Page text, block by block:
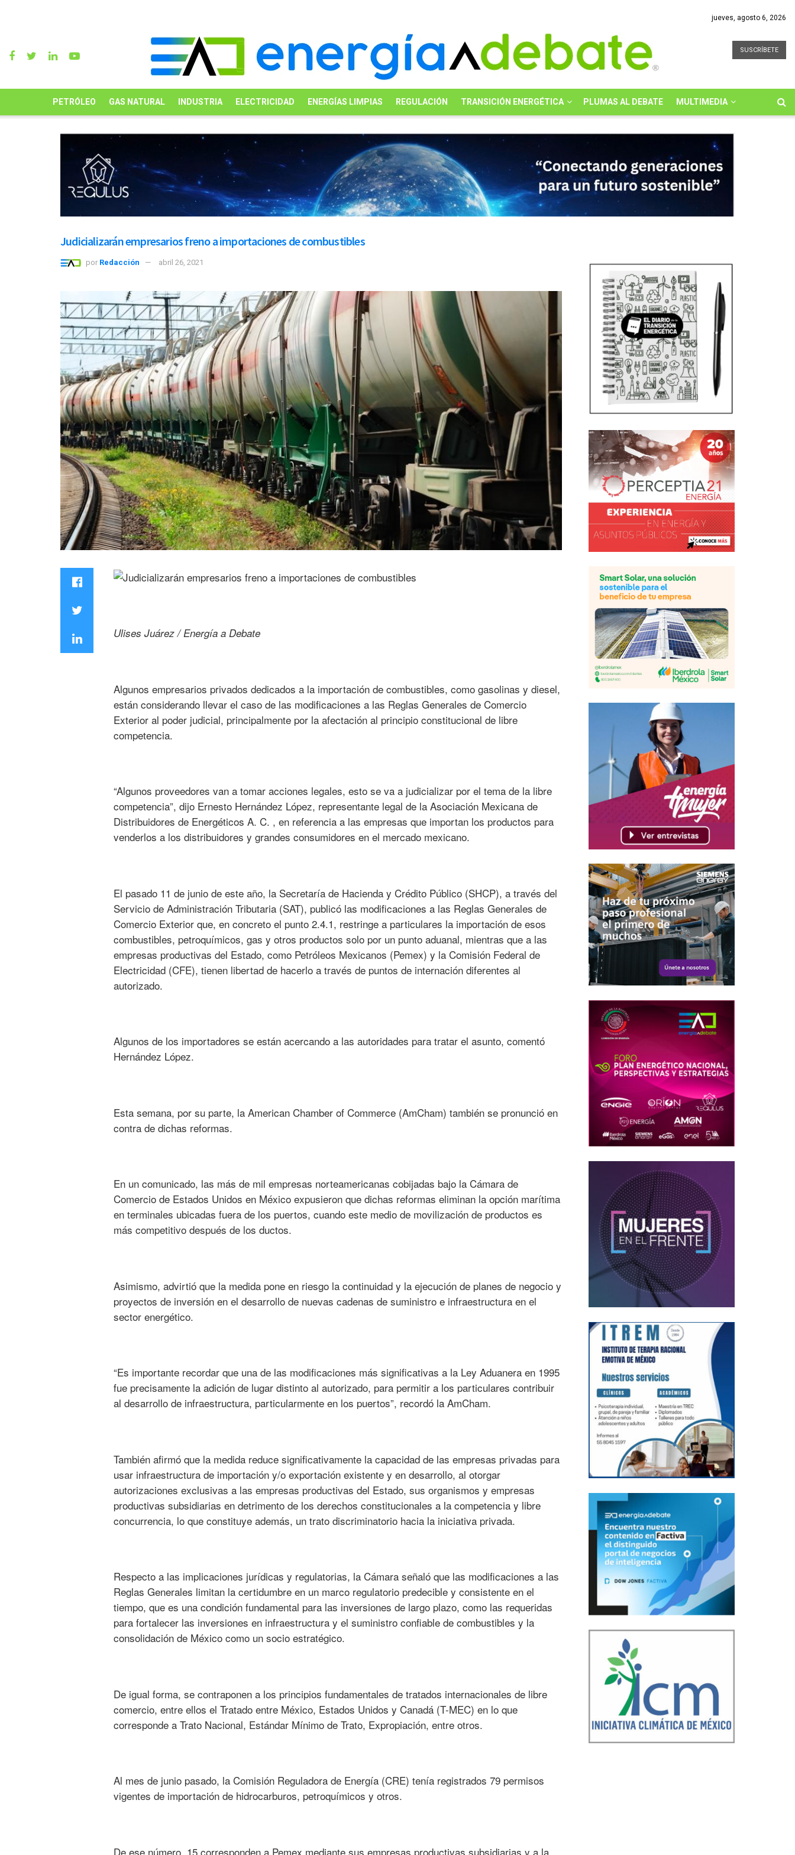
jueves, agosto 6, 2026
SUSCRÍBETE
PETRÓLEO GAS NATURAL INDUSTRIA ELECTRICIDAD ENERGÍAS LIMPIAS REGULACIÓN TRANSICIÓN ENERGÉTICA PLUMAS AL DEBATE MULTIMEDIA
Judicializarán empresarios freno a importaciones de combustibles
por Redacción abril 26, 2021
Ulises Juárez / Energía a Debate
Algunos empresarios privados dedicados a la importación de combustibles, como gasolinas y diesel,
están considerando llevar el caso de las modificaciones a las Reglas Generales de Comercio
Exterior al poder judicial, principalmente por la afectación al principio constitucional de libre
competencia.
“Algunos proveedores van a tomar acciones legales, esto se va a judicializar por el tema de la libre
competencia”, dijo Ernesto Hernández López, representante legal de la Asociación Mexicana de
Distribuidores de Energéticos A. C. , en referencia a las empresas que importan los productos para
venderlos a los distribuidores y grandes consumidores en el mercado mexicano.
El pasado 11 de junio de este año, la Secretaría de Hacienda y Crédito Público (SHCP), a través del
Servicio de Administración Tributaria (SAT), publicó las modificaciones a las Reglas Generales de
Comercio Exterior que, en concreto el punto 2.4.1, restringe a particulares la importación de esos
combustibles, petroquímicos, gas y otros productos solo por un punto aduanal, mientras que a las
empresas productivas del Estado, como Petróleos Mexicanos (Pemex) y la Comisión Federal de
Electricidad (CFE), tienen libertad de hacerlo a través de puntos de internación diferentes al
autorizado.
Algunos de los importadores se están acercando a las autoridades para tratar el asunto, comentó
Hernández López.
Esta semana, por su parte, la American Chamber of Commerce (AmCham) también se pronunció en
contra de dichas reformas.
En un comunicado, las más de mil empresas norteamericanas cobijadas bajo la Cámara de
Comercio de Estados Unidos en México expusieron que dichas reformas eliminan la opción marítima
en terminales ubicadas fuera de los puertos, cuando este medio de movilización de productos es
más competitivo después de los ductos.
Asimismo, advirtió que la medida pone en riesgo la continuidad y la ejecución de planes de negocio y
proyectos de inversión en el desarrollo de nuevas cadenas de suministro e infraestructura en el
sector energético.
“Es importante recordar que una de las modificaciones más significativas a la Ley Aduanera en 1995
fue precisamente la adición de lugar distinto al autorizado, para permitir a los particulares contribuir
al desarrollo de infraestructura, particularmente en los puertos”, recordó la AmCham.
También afirmó que la medida reduce significativamente la capacidad de las empresas privadas para
usar infraestructura de importación y/o exportación existente y en desarrollo, al otorgar
autorizaciones exclusivas a las empresas productivas del Estado, sus organismos y empresas
productivas subsidiarias en detrimento de los derechos constitucionales a la competencia y libre
concurrencia, lo que constituye además, un trato discriminatorio hacia la iniciativa privada.
Respecto a las implicaciones jurídicas y regulatorias, la Cámara señaló que las modificaciones a las
Reglas Generales limitan la certidumbre en un marco regulatorio predecible y consistente en el
tiempo, que es una condición fundamental para las inversiones de largo plazo, como las requeridas
para fortalecer las inversiones en infraestructura y el suministro confiable de combustibles y la
consolidación de México como un socio estratégico.
De igual forma, se contraponen a los principios fundamentales de tratados internacionales de libre
comercio, entre ellos el Tratado entre México, Estados Unidos y Canadá (T-MEC) en lo que
corresponde a Trato Nacional, Estándar Mínimo de Trato, Expropiación, entre otros.
Al mes de junio pasado, la Comisión Reguladora de Energía (CRE) tenía registrados 79 permisos
vigentes de importación de hidrocarburos, petroquímicos y otros.
De ese número, 15 corresponden a Pemex mediante sus empresas productivas subsidiarias y a la